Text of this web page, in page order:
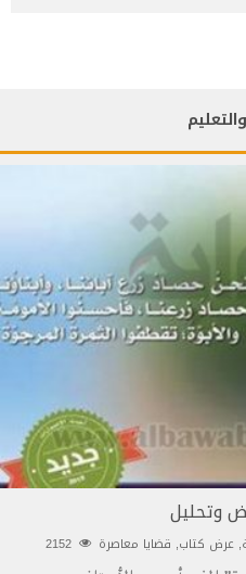
وتحليل
, عرض كتاب, قضايا معاصرة